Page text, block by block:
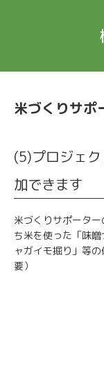
米づくりサポ
(5)プロジェ
加できます
米づくりサポータ
ち米を使った「味
ャガイモ掘り」等
要）